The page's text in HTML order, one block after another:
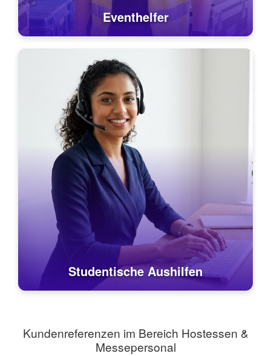
Eventhelfer
Studentische Aushilfen
Kundenreferenzen im Bereich Hostessen &
Messepersonal